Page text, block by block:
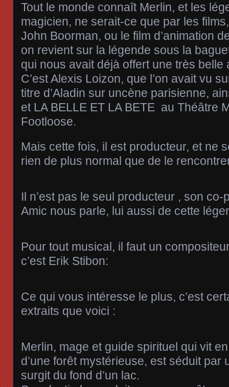
Tout le monde connaît Merlin, et les
magicien, ne serait-ce que par les
John Boorman, ou le film d’animation
on revient sur la légende sous la
qui nous avait déjà offert une très belle
C’est Alexis Loizon, que l’on avait vu
titre d’Aladin sur uncène parisienne,
et LA BELLE ET LA BETE au Théâtre
Footloose.
Mais cette fois, il est producteur, et ne
rien de plus normal que de le
Il n’est pas le seul producteur , son
Amic nous parle, lui aussi de cette
Pour tout musical, il faut un
c’est Erik Stibon:
Ce qui vous intéresse le plus, c’est
extraits que voici :
Merlin, mage et guide spirituel qui vit
d’une forêt mystérieuse, est séduit par
surgit du fond d’un lac.